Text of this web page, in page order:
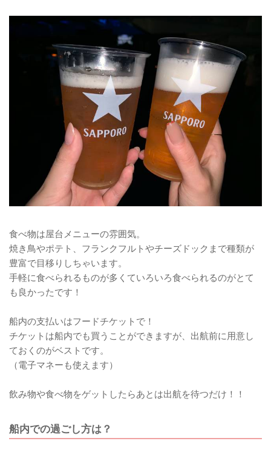
食べ物は屋台メニューの雰囲気。
焼き鳥やポテト、フランクフルトやチーズドックまで種類が
豊富で目移りしちゃいます。
手軽に食べられるものが多くていろいろ食べられるのがとて
も良かったです！
船内の支払いはフードチケットで！
チケットは船内でも買うことができますが、出航前に用意し
ておくのがベストです。
（電子マネーも使えます）
飲み物や食べ物をゲットしたらあとは出航を待つだけ！！
船内での過ごし方は？